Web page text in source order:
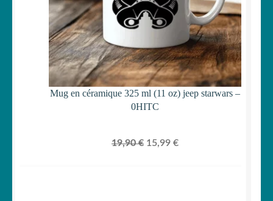
Mug en céramique 325 ml (11 oz) jeep starwars –
0HITC
19,90€ Le
15,99 €Le